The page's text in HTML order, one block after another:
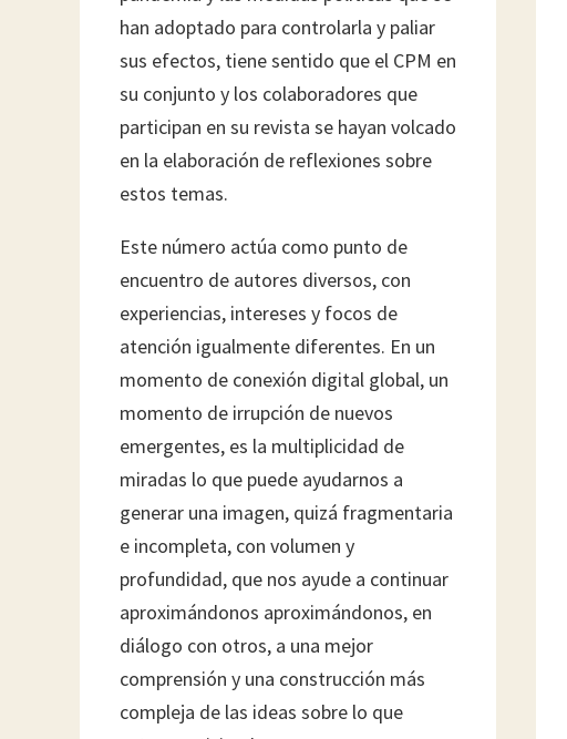
han adoptado para controlarla y paliar
sus efectos, tiene sentido que el CPM en
su conjunto y los colaboradores que
participan en su revista se hayan volcado
en la elaboración de reflexiones sobre
estos temas.
Este número actúa como punto de
encuentro de autores diversos, con
experiencias, intereses y focos de
atención igualmente diferentes. En un
momento de conexión digital global, un
momento de irrupción de nuevos
emergentes, es la multiplicidad de
miradas lo que puede ayudarnos a
generar una imagen, quizá fragmentaria
e incompleta, con volumen y
profundidad, que nos ayude a continuar
aproximándonos aproximándonos, en
diálogo con otros, a una mejor
comprensión y una construcción más
compleja de las ideas sobre lo que